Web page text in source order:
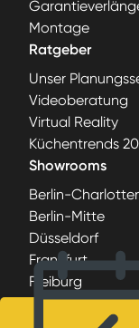
Montage
Ratgeber
Unser
Videoberatung
Virtual Reality
Küchentrends
Showrooms
Berlin-
Berlin-Mitte
Düsseldorf
Frankfurt
Freiburg
Hamburg